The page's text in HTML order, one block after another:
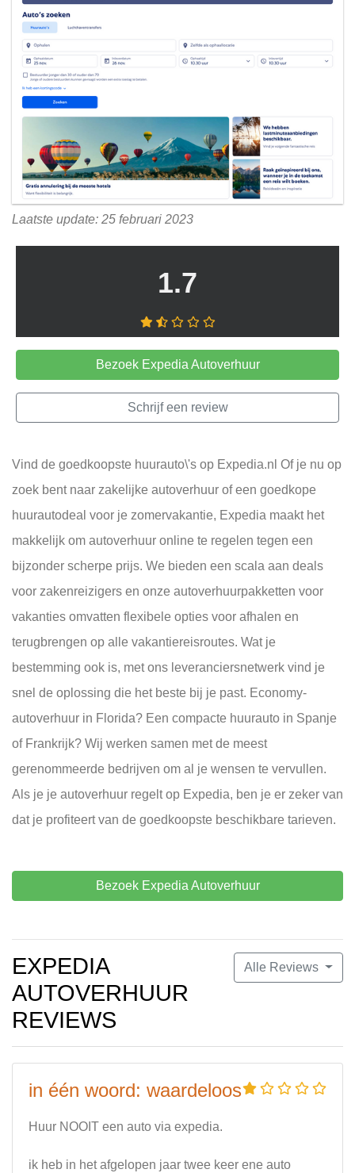
Laatste update: 25 februari 2023
1.7
Bezoek Expedia Autoverhuur
Schrijf een review
Vind de goedkoopste huurauto\'s op Expedia.nl Of je nu op
zoek bent naar zakelijke autoverhuur of een goedkope
huurautodeal voor je zomervakantie, Expedia maakt het
makkelijk om autoverhuur online te regelen tegen een
bijzonder scherpe prijs. We bieden een scala aan deals
voor zakenreizigers en onze autoverhuurpakketten voor
vakanties omvatten flexibele opties voor afhalen en
terugbrengen op alle vakantiereisroutes. Wat je
bestemming ook is, met ons leveranciersnetwerk vind je
snel de oplossing die het beste bij je past. Economy-
autoverhuur in Florida? Een compacte huurauto in Spanje
of Frankrijk? Wij werken samen met de meest
gerenommeerde bedrijven om al je wensen te vervullen.
Als je je autoverhuur regelt op Expedia, ben je er zeker van
dat je profiteert van de goedkoopste beschikbare tarieven.
Bezoek Expedia Autoverhuur
Alle Reviews
EXPEDIA
AUTOVERHUUR
REVIEWS
in één woord: waardeloos
Huur NOOIT een auto via expedia.
ik heb in het afgelopen jaar twee keer ene auto